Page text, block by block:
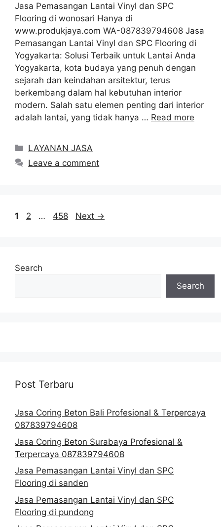
Jasa Pemasangan Lantai Vinyl dan SPC
Flooring di wonosari Hanya di
www.produkjaya.com WA-087839794608 Jasa
Pemasangan Lantai Vinyl dan SPC Flooring di
Yogyakarta: Solusi Terbaik untuk Lantai Anda
Yogyakarta, kota budaya yang penuh dengan
sejarah dan keindahan arsitektur, terus
berkembang dalam hal kebutuhan interior
modern. Salah satu elemen penting dari interior
adalah lantai, yang tidak hanya … Read more
Categories
LAYANAN JASA
Leave a comment
Page
1 Page
2 … Page
458 Next →
Search
Search
Post Terbaru
Jasa Coring Beton Bali Profesional & Terpercaya
087839794608
Jasa Coring Beton Surabaya Profesional &
Terpercaya 087839794608
Jasa Pemasangan Lantai Vinyl dan SPC
Flooring di sanden
Jasa Pemasangan Lantai Vinyl dan SPC
Flooring di pundong